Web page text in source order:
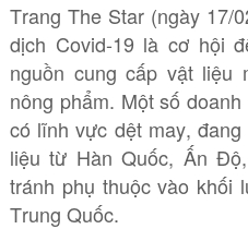
Trang The Star (ngày 17/
dịch Covid-19 là cơ hội
nguồn cung cấp vật liệu
nông phẩm. Một số
có lĩnh vực dệt may,
liệu từ Hàn Quốc, Ấn
tránh phụ thuộc vào khối
Trung Quốc.